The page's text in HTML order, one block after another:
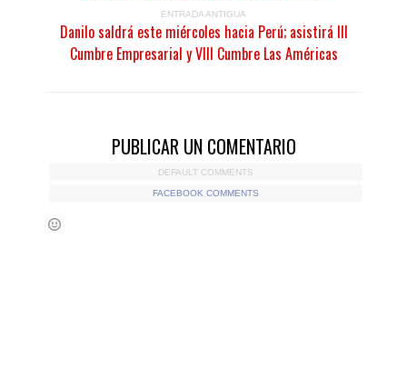
ENTRADA ANTIGUA
Danilo saldrá este miércoles hacia Perú; asistirá III
Cumbre Empresarial y VIII Cumbre Las Américas
PUBLICAR UN COMENTARIO
DEFAULT COMMENTS
FACEBOOK COMMENTS